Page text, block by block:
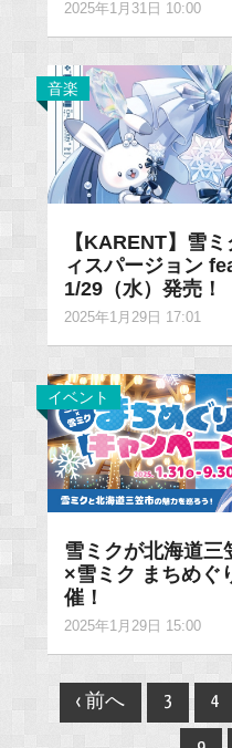
2025年1月31日 10:00
音楽
【KARENT】雪
ィスパージョン
1/29（水）発売！
2025年1月29日 17:01
イベント
雪ミクが北海道三
×雪ミク まちめぐ
催！
2025年1月29日 15:00
Post
navigation
‹ 前へ 3 4